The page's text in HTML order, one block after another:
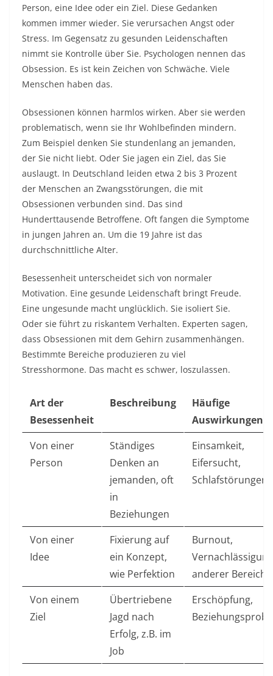
Person, eine Idee oder ein Ziel. Diese Gedanken
kommen immer wieder. Sie verursachen Angst oder
Stress. Im Gegensatz zu gesunden Leidenschaften
nimmt sie Kontrolle über Sie. Psychologen nennen das
Obsession. Es ist kein Zeichen von Schwäche. Viele
Menschen haben das.​
Obsessionen können harmlos wirken. Aber sie werden
problematisch, wenn sie Ihr Wohlbefinden mindern.
Zum Beispiel denken Sie stundenlang an jemanden,
der Sie nicht liebt. Oder Sie jagen ein Ziel, das Sie
auslaugt. In Deutschland leiden etwa 2 bis 3 Prozent
der Menschen an Zwangsstörungen, die mit
Obsessionen verbunden sind. Das sind
Hunderttausende Betroffene. Oft fangen die Symptome
in jungen Jahren an. Um die 19 Jahre ist das
durchschnittliche Alter.​
Besessenheit unterscheidet sich von normaler
Motivation. Eine gesunde Leidenschaft bringt Freude.
Eine ungesunde macht unglücklich. Sie isoliert Sie.
Oder sie führt zu riskantem Verhalten. Experten sagen,
dass Obsessionen mit dem Gehirn zusammenhängen.
Bestimmte Bereiche produzieren zu viel
Stresshormone. Das macht es schwer, loszulassen.​
Art der
Besessenheit
Beschreibung
Häufige
Auswirkungen
Von einer
Person
Ständiges
Denken an
jemanden, oft
in
Beziehungen
Einsamkeit,
Eifersucht,
Schlafstörungen ​
Von einer
Idee
Fixierung auf
ein Konzept,
wie Perfektion
Burnout,
Vernachlässigung
anderer
Von einem
Ziel
Übertriebene
Jagd nach
Erfolg, z.B. im
Job
Erschöpfung,